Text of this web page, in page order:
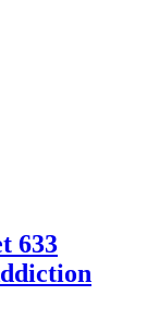
633